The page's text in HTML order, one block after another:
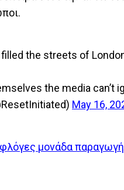
the streets of
the media can’t
May 16,
φλόγες μονάδα